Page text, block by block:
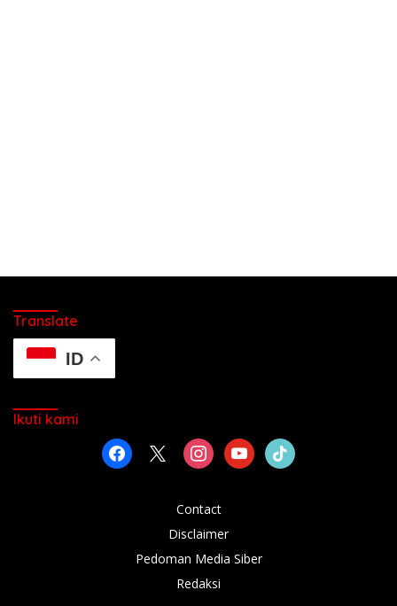
Translate
ID
Ikuti kami
facebook instagramyoutubetiktok
Contact
Disclaimer
Pedoman Media Siber
Redaksi